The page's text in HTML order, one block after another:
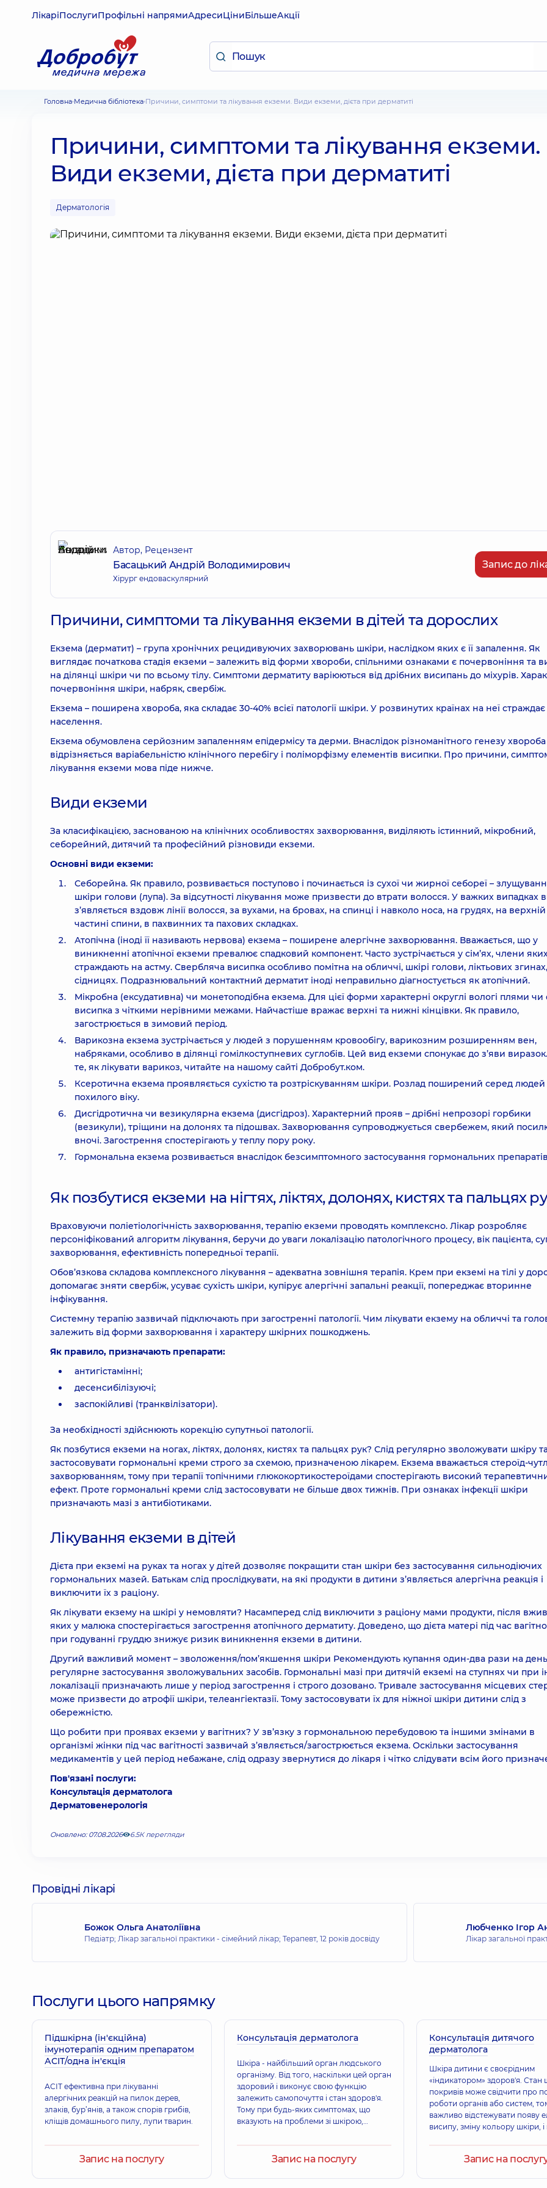
ЛікаріПослугиПрофільні напрямиАдресиЦіниБільшеАкції
Головна Медична бібліотека Причини, симптоми та лікування екземи. Види екземи, дієта при дерматиті
Причини, симптоми та лікування екземи.
Види екземи, дієта при дерматиті
Дерматологія
Автор, Рецензент
Басацький Андрій Володимирович
Хірург ендоваскулярний
Запис до
Причини, симптоми та лікування екземи в дітей та дорослих
Екзема (дерматит) – група хронічних рецидивуючих захворювань шкіри, наслідком яких є її запалення. Як
виглядає початкова стадія екземи – залежить від форми хвороби, спільними ознаками є почервоніння та
на ділянці шкіри чи по всьому тілу. Симптоми дерматиту варіюються від дрібних висипань до міхурів.
почервоніння шкіри, набряк, свербіж.
Екзема – поширена хвороба, яка складає 30-40% всієї патології шкіри. У розвинутих країнах на неї страждає
населення.
Екзема обумовлена серйозним запаленням епідермісу та дерми. Внаслідок різноманітного генезу хвороба
відрізняється варіабельністю клінічного перебігу і поліморфізму елементів висипки. Про причини,
лікування екземи мова піде нижче.
Види екземи
За класифікацією, заснованою на клінічних особливостях захворювання, виділяють істинний, мікробний,
себорейний, дитячий та професійний різновиди екземи.
Основні види екземи:
Себорейна. Як правило, розвивається поступово і починається із сухої чи жирної себореї –
шкіри голови (лупа). За відсутності лікування може призвести до втрати волосся. У важких випадках
з’являється вздовж лінії волосся, за вухами, на бровах, на спинці і навколо носа, на грудях, на верхній
частині спини, в пахвинних та пахових складках.
Атопічна (іноді її називають нервова) екзема – поширене алергічне захворювання. Вважається, що у
виникненні атопічної екземи превалює спадковий компонент. Часто зустрічається у сім’ях, члени
страждають на астму. Свербляча висипка особливо помітна на обличчі, шкірі голови, ліктьових згинах,
сідницях. Подразнювальний контактний дерматит іноді неправильно діагностується як атопічний.
Мікробна (ексудативна) чи монетоподібна екзема. Для цієї форми характерні округлі вологі плями чи
висипка з чіткими нерівними межами. Найчастіше вражає верхні та нижні кінцівки. Як правило,
загострюється в зимовий період.
Варикозна екзема зустрічається у людей з порушенням кровообігу, варикозним розширенням вен,
набряками, особливо в ділянці гомілкоступневих суглобів. Цей вид екземи спонукає до з’яви
те, як лікувати варикоз, читайте на нашому сайті Добробут.ком.
Ксеротична екзема проявляється сухістю та розтріскуванням шкіри. Розлад поширений серед людей
похилого віку.
Дисгідротична чи везикулярна екзема (дисгідроз). Характерний прояв – дрібні непрозорі горбики
(везикули), тріщини на долонях та підошвах. Захворювання супроводжується свербежем, який
вночі. Загострення спостерігають у теплу пору року.
Гормональна екзема розвивається внаслідок безсимптомного застосування гормональних
Як позбутися екземи на нігтях, ліктях, долонях, кистях та пальцях
Враховуючи поліетіологічність захворювання, терапію екземи проводять комплексно. Лікар розробляє
персоніфікований алгоритм лікування, беручи до уваги локалізацію патологічного процесу, вік пацієнта,
захворювання, ефективність попередньої терапії.
Обов’язкова складова комплексного лікування – адекватна зовнішня терапія. Крем при екземі на тілі у
допомагає зняти свербіж, усуває сухість шкіри, купірує алергічні запальні реакції, попереджає вторинне
інфікування.
Системну терапію зазвичай підключають при загостренні патології. Чим лікувати екзему на обличчі та
залежить від форми захворювання і характеру шкірних пошкоджень.
Як правило, призначають препарати:
антигістамінні;
десенсибілізуючі;
заспокійливі (транквілізатори).
За необхідності здійснюють корекцію супутньої патології.
Як позбутися екземи на ногах, ліктях, долонях, кистях та пальцях рук? Слід регулярно зволожувати шкіру
застосовувати гормональні креми строго за схемою, призначеною лікарем. Екзема вважається стероїд-
захворюванням, тому при терапії топічними глюкокортикостероїдами спостерігають високий
ефект. Проте гормональні креми слід застосовувати не більше двох тижнів. При ознаках інфекції шкіри
призначають мазі з антибіотиками.
Лікування екземи в дітей
Дієта при екземі на руках та ногах у дітей дозволяє покращити стан шкіри без застосування сильнодіючих
гормональних мазей. Батькам слід прослідкувати, на які продукти в дитини з’являється алергічна реакція і
виключити їх з раціону.
Як лікувати екзему на шкірі у немовляти? Насамперед слід виключити з раціону мами продукти, після
яких у малюка спостерігається загострення атопічного дерматиту. Доведено, що дієта матері під час
при годуванні груддю знижує ризик виникнення екземи в дитини.
Другий важливий момент – зволоження/пом’якшення шкіри Рекомендують купання один-два рази на день
регулярне застосування зволожувальних засобів. Гормональні мазі при дитячій екземі на ступнях чи при
локалізації призначають лише у період загострення і строго дозовано. Тривале застосування місцевих
може призвести до атрофії шкіри, телеангіектазії. Тому застосовувати їх для ніжної шкіри дитини слід з
обережністю.
Що робити при проявах екземи у вагітних? У зв’язку з гормональною перебудовою та іншими змінами в
організмі жінки під час вагітності зазвичай з’являється/загострюється екзема. Оскільки застосування
медикаментів у цей період небажане, слід одразу звернутися до лікаря і чітко слідувати всім його
Пов'язані послуги:
Консультація дерматолога
Дерматовенерологія
Оновлено: 07.08.2026 6.5К перегляди
Провідні лікарі
Божок Ольга Анатоліївна
Педіатр; Лікар загальної практики - сімейний лікар; Терапевт, 12 років досвіду
Любченко Ігор
Лікар загальної
Послуги цього напрямку
Підшкірна (ін'єкційна)
імунотерапія одним препаратом
АСІТ/одна ін'єкція
АСІТ ефективна при лікуванні
алергічних реакцій на пилок дерев,
злаків, бур’янів, а також спорів грибів,
кліщів домашнього пилу, лупи тварин.
Запис на послугу
Консультація дерматолога
Шкіра - найбільший орган людського
організму. Від того, наскільки цей орган
здоровий і виконує свою функцію
залежить самопочуття і стан здоров'я.
Тому при будь-яких симптомах, що
вказують на проблеми зі шкірою,
діагностику і отримати необхідне
Запис на послугу
Консультація дитячого
дерматолога
Шкіра дитини є своєрідним
«індикатором» здоров'я. Стан
покривів може свідчити про
роботи органів або систем,
важливо відстежувати появу
висипу, зміну кольору шкіри, і
Запис на